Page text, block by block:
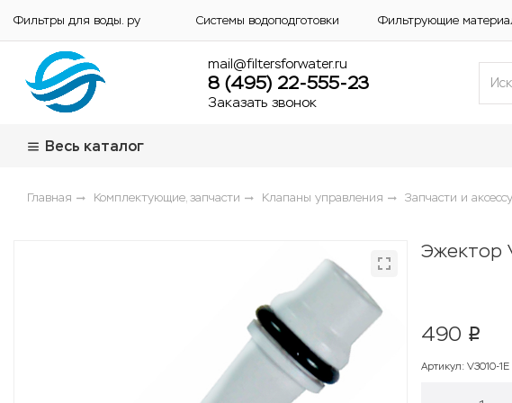
Фильтры для воды. ру Системы водоподготовки Фильтрующие
mail@filtersforwater.ru
8 (495) 22-555-23
Заказать звонок
Весь каталог
Главная Комплектующие, запчасти Клапаны управления Запчасти и
Эжектор
490 p
Артикул: V3010-1E